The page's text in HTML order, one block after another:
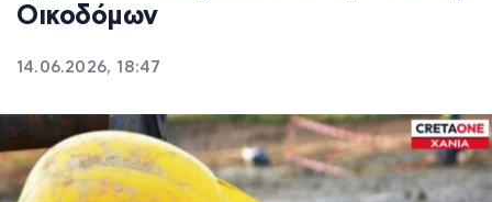
Οικοδόμων
14.06.2026, 18:47